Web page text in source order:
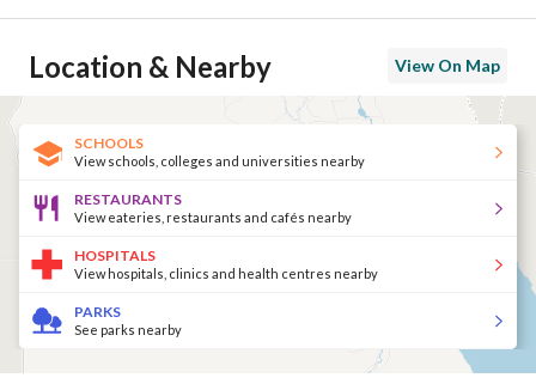
Location & Nearby View On Map
SCHOOLS
View schools, colleges and universities nearby
RESTAURANTS
View eateries, restaurants and cafés nearby
HOSPITALS
View hospitals, clinics and health centres nearby
PARKS
See parks nearby